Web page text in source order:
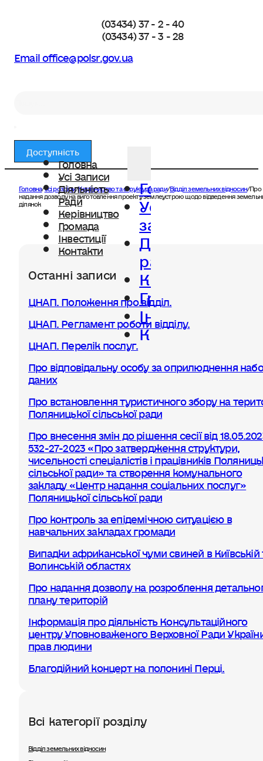
(03434) 37 - 2 - 40
(03434) 37 - 3 - 28
Email office@polsr.gov.ua
Головна
Усі Записи
Діяльність
Ради
Керівництво
Громада
Інвестиції
Контакти
Головна
Усі
записи
Діяльність
ради
Керівництво
Громада
Інвестиції
Контакти
Доступність
Головна/Усі розділи/Керівництво та структура ради/Відділ земельних відносин/Про
надання дозволу на виготовлення проекту землеустрою щодо відведення
ділянок
Останні записи
ЦНАП. Положення про відділ.
ЦНАП. Регламент роботи відділу.
ЦНАП. Перелік послуг.
Про відповідальну особу за оприлюднення
даних
Про встановлення туристичного збору на
Поляницької сільської ради
Про внесення змін до рішення сесії від
532-27-2023 «Про затвердження структури,
чисельності спеціалістів і працівників
сільської ради» та створення комунального
закладу «Центр надання соціальних послуг»
Поляницької сільської ради
Про контроль за епідемічною ситуацією в
навчальних закладах громади
Випадки африканської чуми свиней в Київській
Волинській областях
Про надання дозволу на розроблення
плану територій
Інформація про діяльність Консультаційного
центру Уповноваженого Верховної Ради
прав людини
Благодійний концерт на полонині Перці.
Всі категорії розділу
Відділ земельних відносин